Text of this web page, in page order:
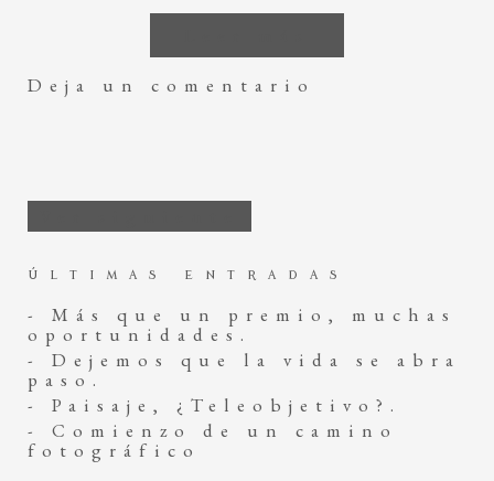
Deja un comentario
ÚLTIMAS ENTRADAS
- Más que un premio, muchas
oportunidades.
- Dejemos que la vida se abra
paso.
- Paisaje, ¿Teleobjetivo?.
- Comienzo de un camino
fotográfico